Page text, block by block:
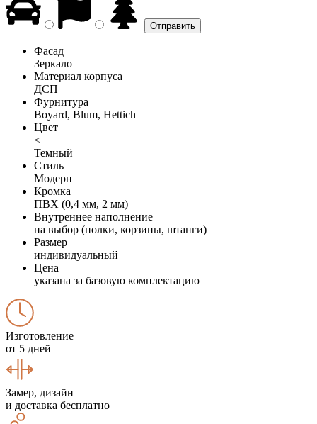
Фасад
Зеркало
Материал корпуса
ДСП
Фурнитура
Boyard, Blum, Hettich
Цвет
<
Темный
Стиль
Модерн
Кромка
ПВХ (0,4 мм, 2 мм)
Внутреннее наполнение
на выбор (полки, корзины, штанги)
Размер
индивидуальный
Цена
указана за базовую комплектацию
Изготовление
от 5 дней
Замер, дизайн
и доставка бесплатно